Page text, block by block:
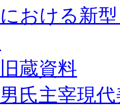
おける新
蔵資料
氏主宰現